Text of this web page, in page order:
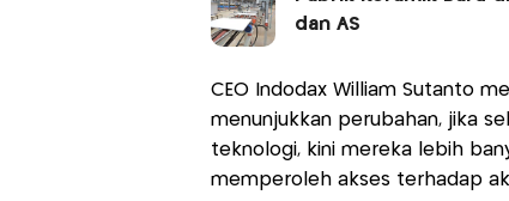
dan AS
CEO Indodax William Sutanto
menunjukkan perubahan, jika
teknologi, kini mereka lebih
memperoleh akses terhadap